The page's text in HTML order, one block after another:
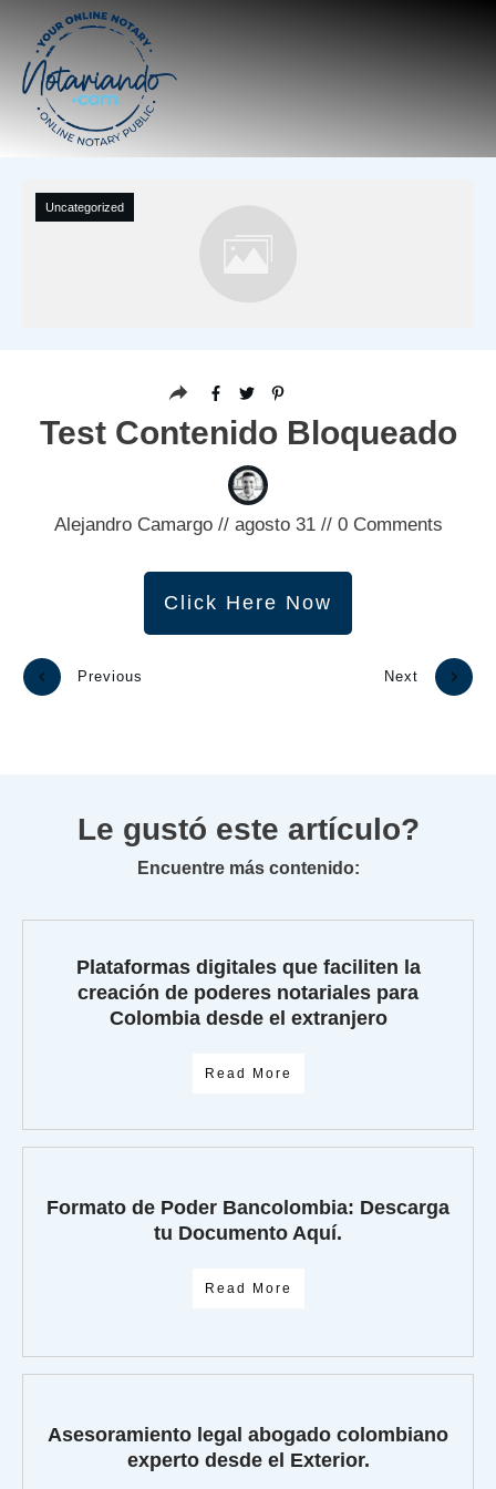
Uncategorized
Test Contenido Bloqueado
Alejandro Camargo// agosto 31 // 0Comments
Click Here Now
Previous Next
Le gustó este artículo?
Encuentre más contenido:
Plataformas digitales que faciliten la
creación de poderes notariales para
Colombia desde el extranjero
Read More
Formato de Poder Bancolombia: Descarga
tu Documento Aquí.
Read More
Asesoramiento legal abogado colombiano
experto desde el Exterior.